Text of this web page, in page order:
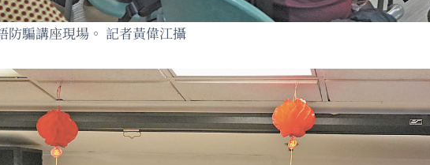
防騙講座現場。 記者黃偉江攝